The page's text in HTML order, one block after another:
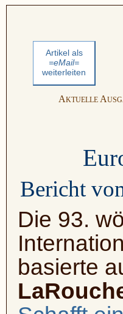
Artikel als
=eMail=
weiterleiten
AKTUELLE A
Bericht
Die 93.
basierte